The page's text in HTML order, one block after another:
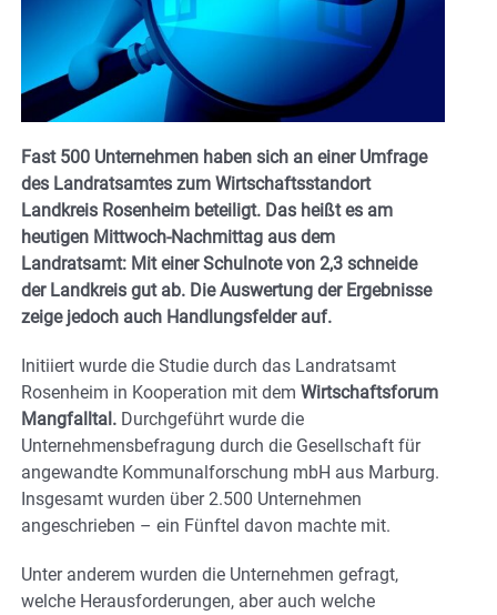
Fast 500 Unternehmen haben sich an einer Umfrage
des Landratsamtes zum Wirtschaftsstandort
Landkreis Rosenheim beteiligt. Das heißt es am
heutigen Mittwoch-Nachmittag aus dem
Landratsamt: Mit einer Schulnote von 2,3 schneide
der Landkreis gut ab. Die Auswertung der Ergebnisse
zeige jedoch auch Handlungsfelder auf.
Initiiert wurde die Studie durch das Landratsamt
Rosenheim in Kooperation mit dem Wirtschaftsforum
Mangfalltal. Durchgeführt wurde die
Unternehmensbefragung durch die Gesellschaft für
angewandte Kommunalforschung mbH aus Marburg.
Insgesamt wurden über 2.500 Unternehmen
angeschrieben – ein Fünftel davon machte mit.
Unter anderem wurden die Unternehmen gefragt,
welche Herausforderungen, aber auch welche